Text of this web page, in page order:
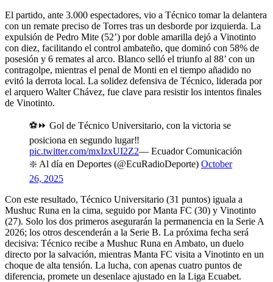
El partido, ante 3.000 espectadores, vio a Técnico tomar la delantera
con un remate preciso de Torres tras un desborde por izquierda. La
expulsión de Pedro Mite (52’) por doble amarilla dejó a Vinotinto
con diez, facilitando el control ambateño, que dominó con 58% de
posesión y 6 remates al arco. Blanco selló el triunfo al 88’ con un
contragolpe, mientras el penal de Monti en el tiempo añadido no
evitó la derrota local. La solidez defensiva de Técnico, liderada por
el arquero Walter Chávez, fue clave para resistir los intentos finales
de Vinotinto.
⚽️⏩️ Gol de Técnico Universitario, con la victoria se
posiciona en segundo lugar‼️
pic.twitter.com/mxIzxUI2Z2— Ecuador Comunicación
❇️ Al día en Deportes (@EcuRadioDeporte) October
26, 2025
Con este resultado, Técnico Universitario (31 puntos) iguala a
Mushuc Runa en la cima, seguido por Manta FC (30) y Vinotinto
(27). Solo los dos primeros asegurarán la permanencia en la Serie A
2026; los otros descenderán a la Serie B. La próxima fecha será
decisiva: Técnico recibe a Mushuc Runa en Ambato, un duelo
directo por la salvación, mientras Manta FC visita a Vinotinto en un
choque de alta tensión. La lucha, con apenas cuatro puntos de
diferencia, promete un desenlace ajustado en la Liga Ecuabet.